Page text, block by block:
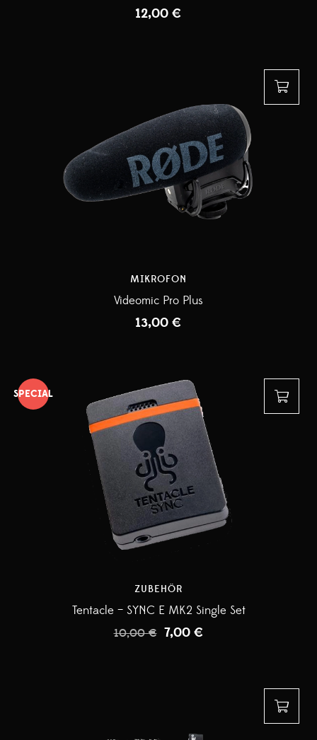
12,00 €
MIKROFON
Videomic Pro Plus
13,00 €
SPECIAL
ZUBEHÖR
Tentacle – SYNC E MK2 Single Set
10,00€ 7,00 €